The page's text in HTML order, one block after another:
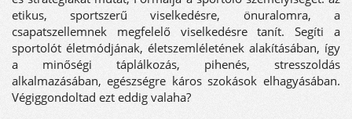
etikus, sportszerű viselkedésre, önuralomra, a
csapatszellemnek megfelelő viselkedésre tanít. Segíti a
sportolót életmódjának, életszemléletének alakításában, így
a minőségi táplálkozás, pihenés, stresszoldás
alkalmazásában, egészségre káros szokások elhagyásában.
Végiggondoltad ezt eddig valaha?